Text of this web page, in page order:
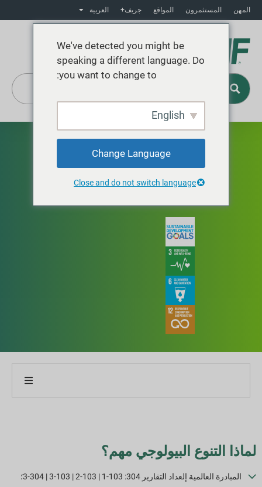
المهن المستثمرون المواقع جريف+ العربية
التنوع البيولوجي
فهم وحماية الموائل التي نعمل فيها.
لماذا التنوع البيولوجي مهم؟
المبادرة العالمية إلعداد التقارير 304: 103-1 | 103-2 | 103-3 | 304-3؛
We've detected you might be
speaking a different language. Do
you want to change to:
English
Change Language
Close and do not switch language